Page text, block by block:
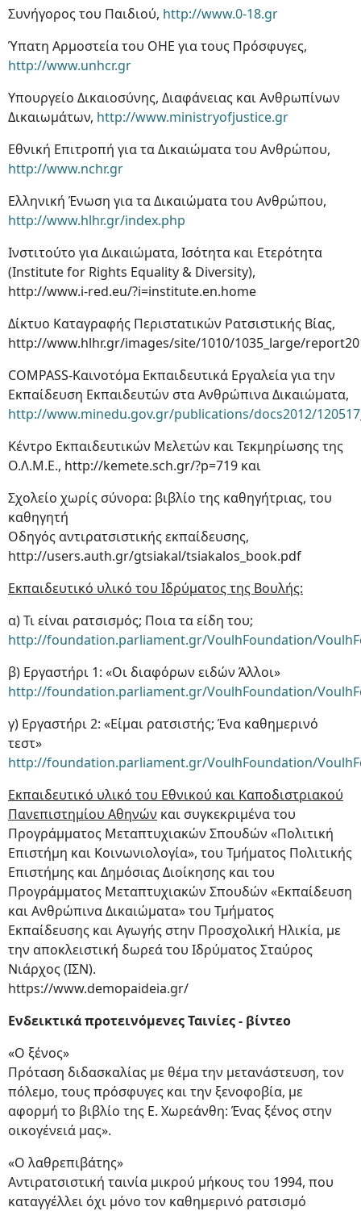
Συνήγορος του Παιδιού, http://www.0-18.gr
Ύπατη Αρμοστεία του ΟΗΕ για τους Πρόσφυγες,
http://www.unhcr.gr
Υπουργείο Δικαιοσύνης, Διαφάνειας και Ανθρωπίνων
Δικαιωμάτων, http://www.ministryofjustice.gr
Εθνική Επιτροπή για τα Δικαιώματα του Ανθρώπου,
http://www.nchr.gr
Ελληνική Ένωση για τα Δικαιώματα του Ανθρώπου,
http://www.hlhr.gr/index.php
Ινστιτούτο για Δικαιώματα, Ισότητα και Ετερότητα
(Ιnstitute for Rights Equality & Diversity),
http://www.i-red.eu/?i=institute.en.home
Δίκτυο Καταγραφής Περιστατικών Ρατσιστικής Βίας,
http://www.hlhr.gr/images/site/1010/1035_large/
COMPASS-Καινοτόμα Εκπαιδευτικά Εργαλεία για την
Εκπαίδευση Εκπαιδευτών στα Ανθρώπινα Δικαιώματα,
http://www.minedu.gov.gr/publications/docs2012/
Κέντρο Εκπαιδευτικών Μελετών και Τεκμηρίωσης της
Ο.Λ.Μ.Ε., http://kemete.sch.gr/?p=719 και
Σχολείο χωρίς σύνορα: βιβλίο της καθηγήτριας, του
καθηγητή
Οδηγός αντιρατσιστικής εκπαίδευσης,
http://users.auth.gr/gtsiakal/tsiakalos_book.pdf
Εκπαιδευτικό υλικό του Ιδρύματος της Βουλής:
α) Τι είναι ρατσισμός; Ποια τα είδη του;
http://foundation.parliament.gr/VoulhFoundation/
β) Εργαστήρι 1: «Οι διαφόρων ειδών Άλλοι»
http://foundation.parliament.gr/VoulhFoundation/
γ) Εργαστήρι 2: «Είμαι ρατσιστής; Ένα καθημερινό
τεστ»
http://foundation.parliament.gr/VoulhFoundation/
Εκπαιδευτικό υλικό του Εθνικού και Καποδιστριακού
Πανεπιστημίου Αθηνών και συγκεκριμένα του
Προγράμματος Μεταπτυχιακών Σπουδών «Πολιτική
Επιστήμη και Κοινωνιολογία», του Τμήματος Πολιτικής
Επιστήμης και Δημόσιας Διοίκησης και του
Προγράμματος Μεταπτυχιακών Σπουδών «Εκπαίδευση
και Ανθρώπινα Δικαιώματα» του Τμήματος
Εκπαίδευσης και Αγωγής στην Προσχολική Ηλικία, με
την αποκλειστική δωρεά του Ιδρύματος Σταύρος
Νιάρχος (ΙΣΝ).
https://www.demopaideia.gr/
Ενδεικτικά προτεινόμενες Ταινίες - βίντεο
«Ο ξένος»
Πρόταση διδασκαλίας με θέμα την μετανάστευση, τον
πόλεμο, τους πρόσφυγες και την ξενοφοβία, με
αφορμή το βιβλίο της Ε. Χωρεάνθη: Ένας ξένος στην
οικογένειά μας».
«Ο λαθρεπιβάτης»
Αντιρατσιστική ταινία μικρού μήκους του 1994, που
καταγγέλλει όχι μόνο τον καθημερινό ρατσισμό